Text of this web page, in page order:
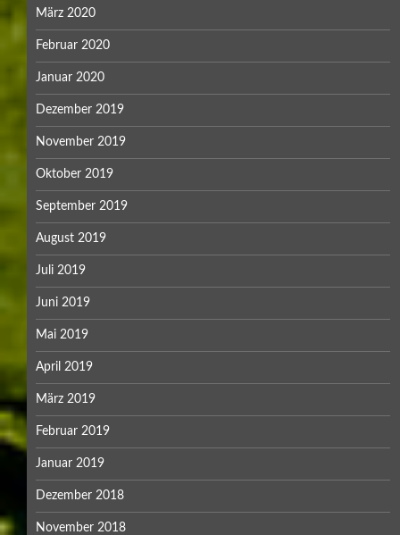
März 2020
Februar 2020
Januar 2020
Dezember 2019
November 2019
Oktober 2019
September 2019
August 2019
Juli 2019
Juni 2019
Mai 2019
April 2019
März 2019
Februar 2019
Januar 2019
Dezember 2018
November 2018